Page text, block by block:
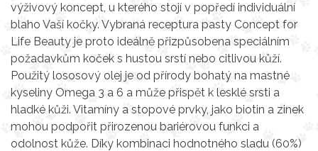
výživový koncept, u kterého stojí v popředí individuální
blaho Vaší kočky. Vybraná receptura pasty Concept for
Life Beauty je proto ideálně přizpůsobena speciálním
požadavkům koček s hustou srstí nebo citlivou kůží.
Použitý lososový olej je od přírody bohatý na mastné
kyseliny Omega 3 a 6 a může přispět k lesklé srsti a
hladké kůži. Vitamíny a stopové prvky, jako biotin a zinek
mohou podpořit přirozenou bariérovou funkci a
odolnost kůže. Díky kombinaci hodnotného sladu (60%)